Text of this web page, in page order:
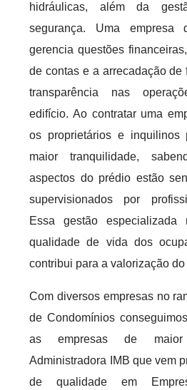
hidráulicas, além da
segurança. Uma empresa
gerencia questões
de contas e a arrecadação de
transparência nas
edifício. Ao contratar uma
os proprietários e inquilinos
maior tranquilidade,
aspectos do prédio estão
supervisionados por
Essa gestão
qualidade de vida dos
contribui para a valorização
Com diversos empresas no
de Condomínios
as empresas de maior
Administradora IMB que vem
de qualidade em